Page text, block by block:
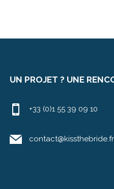
UN PROJET ? UNE
+33 (0)1 55 39 09 10
contact@kissthebride.fr